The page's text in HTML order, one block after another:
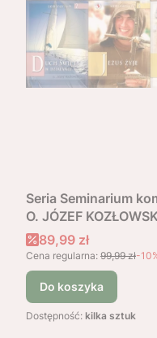
Seria Seminarium
O. JÓZEF
Cena promocyjna
89,99 zł
Cena regularna: 99,99 zł-
Do koszyka
Dostępność: kilka sztuk